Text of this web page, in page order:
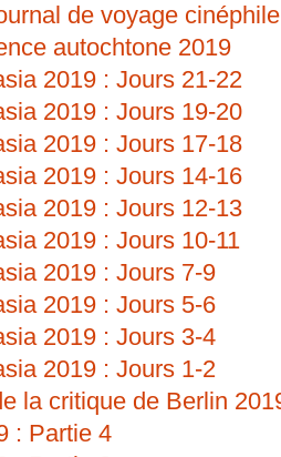
de voyage cinéphile
autochtone 2019
2019 : Jours 21-22
2019 : Jours 19-20
2019 : Jours 17-18
2019 : Jours 14-16
2019 : Jours 12-13
2019 : Jours 10-11
2019 : Jours 7-9
2019 : Jours 5-6
2019 : Jours 3-4
2019 : Jours 1-2
la critique de Berlin
: Partie 4